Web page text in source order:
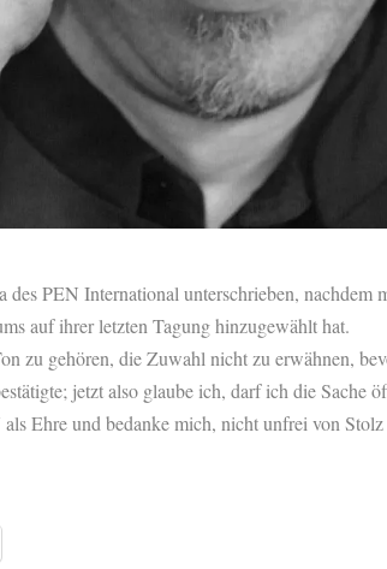
des PEN International unterschrieben, nachdem
auf ihrer letzten Tagung hinzugewählt hat.
zu gehören, die Zuwahl nicht zu erwähnen,
jetzt also glaube ich, darf ich die Sache
Ehre und bedanke mich, nicht unfrei von